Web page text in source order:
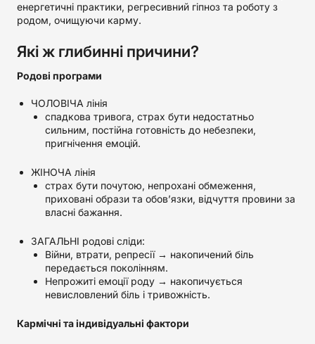
енергетичні практики, регресивний гіпноз та роботу з
родом, очищуючи карму.
Які ж глибинні причини?
Родові програми
ЧОЛОВІЧА лінія
спадкова тривога, страх бути недостатньо
сильним, постійна готовність до небезпеки,
пригнічення емоцій.
ЖІНОЧА лінія
страх бути почутою, непрохані обмеження,
приховані образи та обов’язки, відчуття провини за
власні бажання.
ЗАГАЛЬНІ родові сліди:
Війни, втрати, репресії → накопичений біль
передається поколінням.
Непрожиті емоції роду → накопичується
невисловлений біль і тривожність.
Кармічні та індивідуальні фактори